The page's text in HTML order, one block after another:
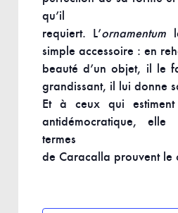
qu’il
requiert. L’ornamentum
simple accessoire : en
beauté d’un objet, il le
grandissant, il lui donne
Et à ceux qui
antidémocratique,
termes
de Caracalla prouvent le